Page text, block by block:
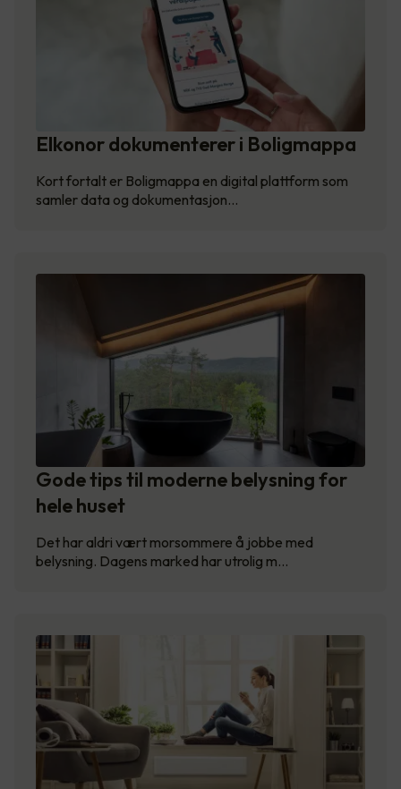
Elkonor dokumenterer i Boligmappa
Kort fortalt er Boligmappa en digital plattform som
samler data og dokumentasjon…
Gode tips til moderne belysning for
hele huset
Det har aldri vært morsommere å jobbe med
belysning. Dagens marked har utrolig m…